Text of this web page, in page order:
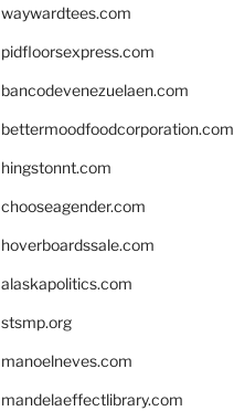
waywardtees.com
pidfloorsexpress.com
bancodevenezuelaen.com
bettermoodfoodcorporation.com
hingstonnt.com
chooseagender.com
hoverboardssale.com
alaskapolitics.com
stsmp.org
manoelneves.com
mandelaeffectlibrary.com